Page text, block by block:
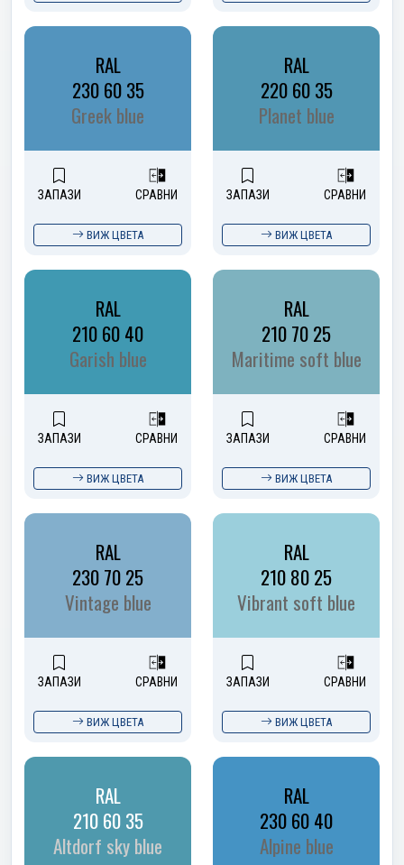
RAL
230 60 35
Greek blue
ЗАПАЗИ СРАВНИ
ВИЖ ЦВЕТА
RAL
220 60 35
Planet blue
ЗАПАЗИ СРАВНИ
ВИЖ ЦВЕТА
RAL
210 60 40
Garish blue
ЗАПАЗИ СРАВНИ
ВИЖ ЦВЕТА
RAL
210 70 25
Maritime soft blue
ЗАПАЗИ СРАВНИ
ВИЖ ЦВЕТА
RAL
230 70 25
Vintage blue
ЗАПАЗИ СРАВНИ
ВИЖ ЦВЕТА
RAL
210 80 25
Vibrant soft blue
ЗАПАЗИ СРАВНИ
ВИЖ ЦВЕТА
RAL
210 60 35
Altdorf sky blue
RAL
230 60 40
Alpine blue